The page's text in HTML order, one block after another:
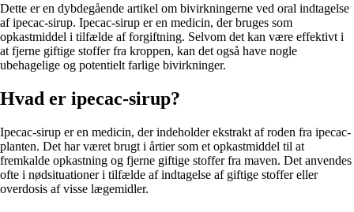
Dette er en dybdegående artikel om bivirkningerne ved oral indtagelse
af ipecac-sirup. Ipecac-sirup er en medicin, der bruges som
opkastmiddel i tilfælde af forgiftning. Selvom det kan være effektivt i
at fjerne giftige stoffer fra kroppen, kan det også have nogle
ubehagelige og potentielt farlige bivirkninger.
Hvad er ipecac-sirup?
Ipecac-sirup er en medicin, der indeholder ekstrakt af roden fra ipecac-
planten. Det har været brugt i årtier som et opkastmiddel til at
fremkalde opkastning og fjerne giftige stoffer fra maven. Det anvendes
ofte i nødsituationer i tilfælde af indtagelse af giftige stoffer eller
overdosis af visse lægemidler.